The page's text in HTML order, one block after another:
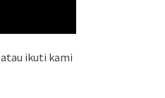
atau ikuti kami